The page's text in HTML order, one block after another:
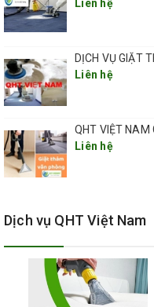
dịch vụ
Liên hệ
Liên hệ
Liên hệ
Dịch vụ QHT Việt Nam